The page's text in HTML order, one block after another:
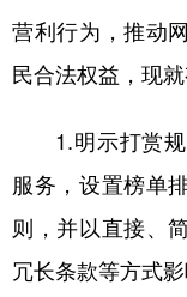
食品
学术中国
彩票
公益
文化产业
营利行为，推动
民合法权益，现
1.明示打赏规
服务，设置榜单
则，并以直接、
冗长条款等方式影